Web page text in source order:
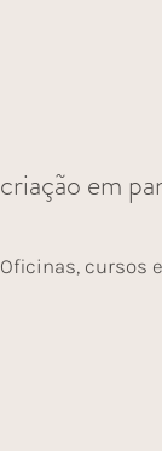
criação em
Oficinas, cursos